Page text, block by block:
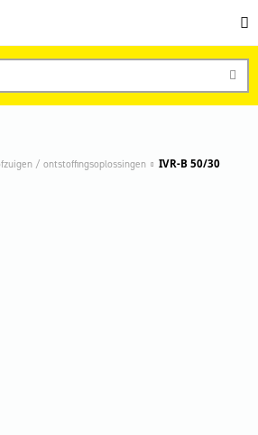
/ ontstoffingsoplossingen IVR-B 50/30